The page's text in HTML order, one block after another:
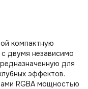
компактную
двумя независимо
для
эффектов.
RGBA мощностью